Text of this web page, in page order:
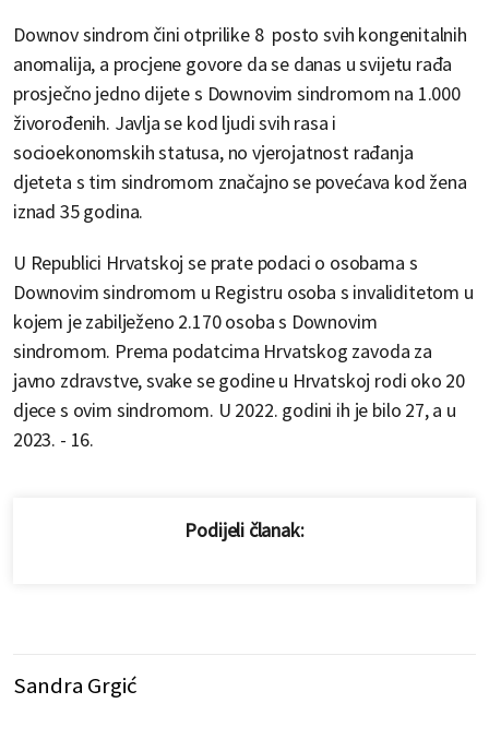
Downov sindrom čini otprilike 8 posto svih kongenitalnih
anomalija, a procjene govore da se danas u svijetu rađa
prosječno jedno dijete s Downovim sindromom na 1.000
živorođenih. Javlja se kod ljudi svih rasa i
socioekonomskih statusa, no vjerojatnost rađanja
djeteta s tim sindromom značajno se povećava kod žena
iznad 35 godina.
U Republici Hrvatskoj se prate podaci o osobama s
Downovim sindromom u Registru osoba s invaliditetom u
kojem je zabilježeno 2.170 osoba s Downovim
sindromom. Prema podatcima Hrvatskog zavoda za
javno zdravstve, svake se godine u Hrvatskoj rodi oko 20
djece s ovim sindromom. U 2022. godini ih je bilo 27, a u
2023. - 16.
Podijeli članak:
Sandra Grgić